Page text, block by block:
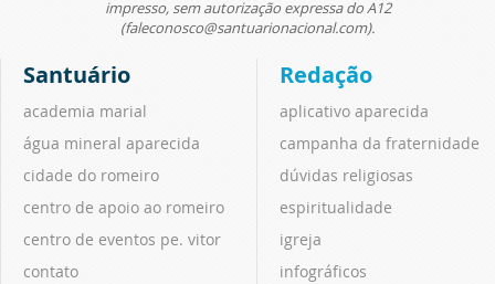
impresso, sem autorização expressa do A12
(faleconosco@santuarionacional.com).
Santuário
academia marial
água mineral aparecida
cidade do romeiro
centro de apoio ao romeiro
centro de eventos pe. vitor
contato
Redação
aplicativo aparecida
campanha da fraternidade
dúvidas religiosas
espiritualidade
igreja
infográficos